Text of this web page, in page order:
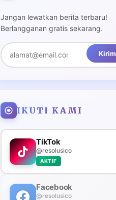
Jangan lewatkan berita terbaru!
Berlangganan gratis sekarang.
Kirim
IKUTI KAMI
TikTok
@resolusico
AKTIF
Facebook
@resolusico